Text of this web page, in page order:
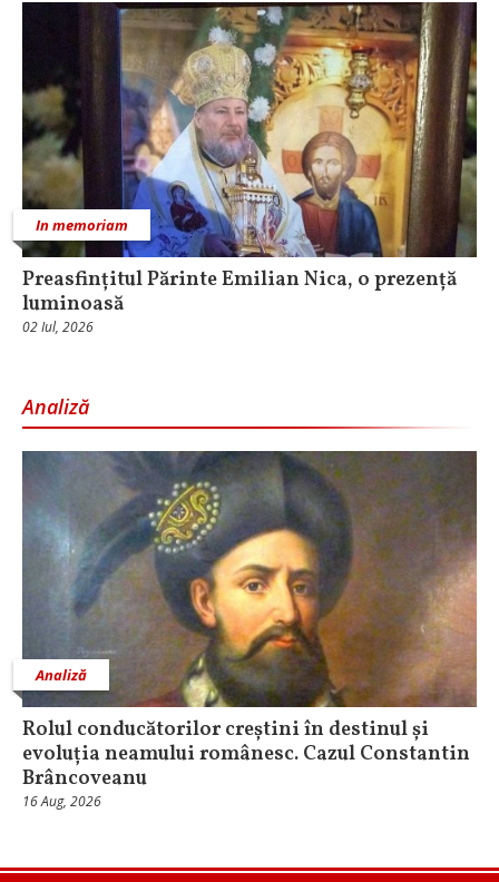
In memoriam
Preasfințitul Părinte Emilian Nica, o prezență
luminoasă
02 Iul, 2026
Analiză
Analiză
Rolul conducătorilor creștini în destinul și
evoluția neamului românesc. Cazul Constantin
Brâncoveanu
16 Aug, 2026